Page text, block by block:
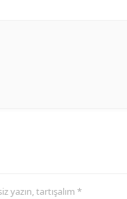
yazın, tartışalım *